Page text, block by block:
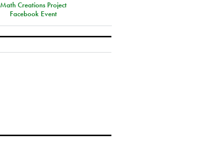
Math Creations Project
Facebook Event